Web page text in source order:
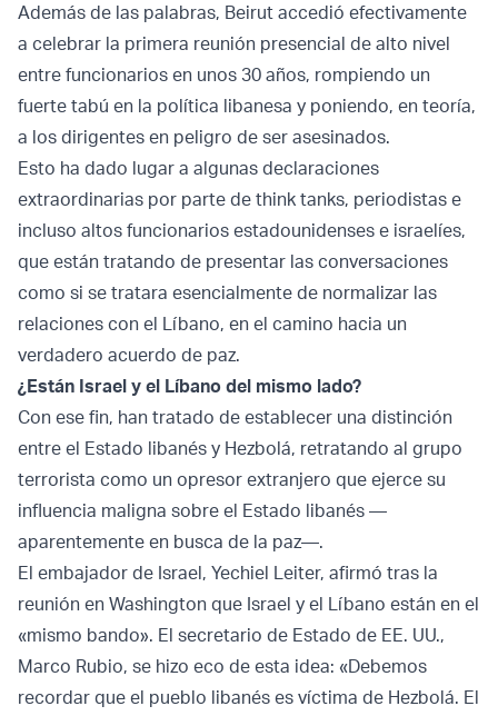
Además de las palabras, Beirut accedió efectivamente
a celebrar la primera reunión presencial de alto nivel
entre funcionarios en unos 30 años, rompiendo un
fuerte tabú en la política libanesa y poniendo, en teoría,
a los dirigentes en peligro de ser asesinados.
Esto ha dado lugar a algunas declaraciones
extraordinarias por parte de think tanks, periodistas e
incluso altos funcionarios estadounidenses e israelíes,
que están tratando de presentar las conversaciones
como si se tratara esencialmente de normalizar las
relaciones con el Líbano, en el camino hacia un
verdadero acuerdo de paz.
¿Están Israel y el Líbano del mismo lado?
Con ese fin, han tratado de establecer una distinción
entre el Estado libanés y Hezbolá, retratando al grupo
terrorista como un opresor extranjero que ejerce su
influencia maligna sobre el Estado libanés —
aparentemente en busca de la paz—.
El embajador de Israel, Yechiel Leiter, afirmó tras la
reunión en Washington que Israel y el Líbano están en el
«mismo bando». El secretario de Estado de EE. UU.,
Marco Rubio, se hizo eco de esta idea: «Debemos
recordar que el pueblo libanés es víctima de Hezbolá. El